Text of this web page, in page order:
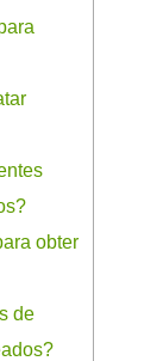
obter
de